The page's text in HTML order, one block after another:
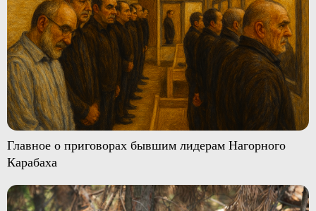
Главное о приговорах бывшим лидерам Нагорного
Карабаха